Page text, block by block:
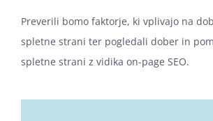
Preverili bomo faktorje, ki vplivajo na
spletne strani ter pogledali dober in
spletne strani z vidika on-page SEO.